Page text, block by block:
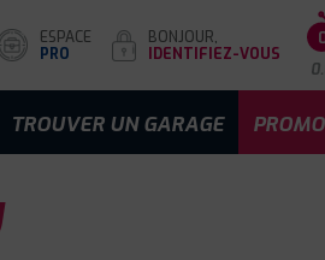
ESPACE
PRO
BONJOUR,
IDENTIFIEZ-VOUS
TROUVER UN GARAGE